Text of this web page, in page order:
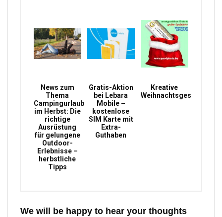
News zum
Thema
Campingurlaub
im Herbst: Die
richtige
Ausrüstung
für gelungene
Outdoor-
Erlebnisse –
herbstliche
Tipps
Gratis-Aktion
bei Lebara
Mobile –
kostenlose
SIM Karte mit
Extra-
Guthaben
Kreative
Weihnachtsgeschenke
We will be happy to hear your thoughts